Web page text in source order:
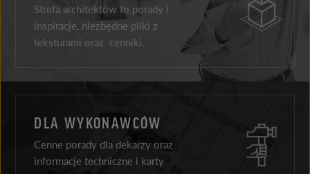
Strefa architektów to porady i
inspiracje, niezbędne pliki z
teksturami oraz cenniki.
DLA WYKONAWCÓW
Cenne porady dla dekarzy oraz
informacje techniczne i karty